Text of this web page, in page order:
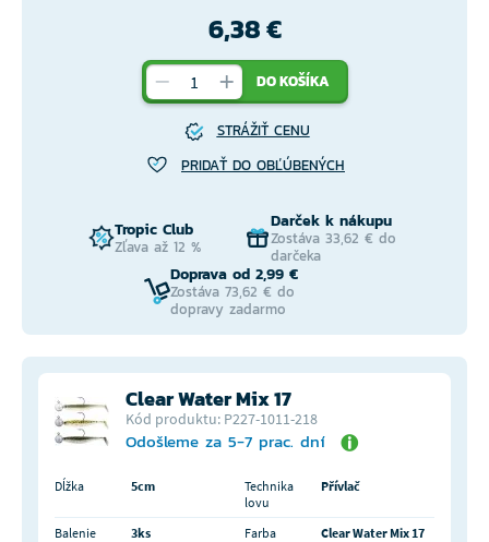
6,38 €
DO KOŠÍKA
STRÁŽIŤ CENU
PRIDAŤ DO OBĽÚBENÝCH
Tropic Club
Zľava až 12 %
Darček k nákupu
Zostáva 33,62 € do
darčeka
Doprava od 2,99 €
Zostáva 73,62 € do
dopravy zadarmo
Clear Water Mix 17
Kód produktu: P227-1011-218
Odošleme za 5-7 prac. dní
Dĺžka 5cm
Technika
lovu
Přívlač
Balenie 3ks Farba
Clear Water Mix 17